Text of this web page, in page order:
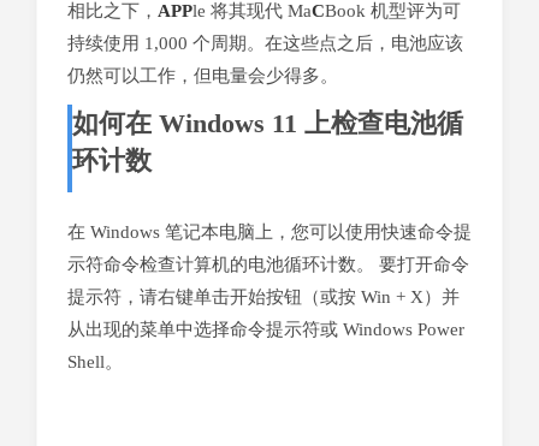
相比之下， APPle 将其现代 MaCBook 机型评为可
持续使用 1,000 个周期。在这些点之后，电池应该
仍然可以工作，但电量会少得多。
如何在 Windows 11 上检查电池循
环计数
在 Windows 笔记本电脑上，您可以使用快速命令提
示符命令检查计算机的电池循环计数。 要打开命令
提示符，请右键单击开始按钮（或按 Win + X）并
从出现的菜单中选择命令提示符或 Windows Power
Shell。